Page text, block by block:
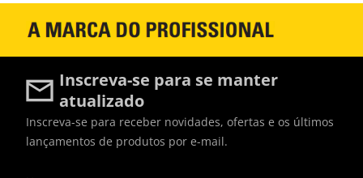
Inscreva-se para se manter
atualizado
Inscreva-se para receber novidades, ofertas e os últimos
lançamentos de produtos por e-mail.